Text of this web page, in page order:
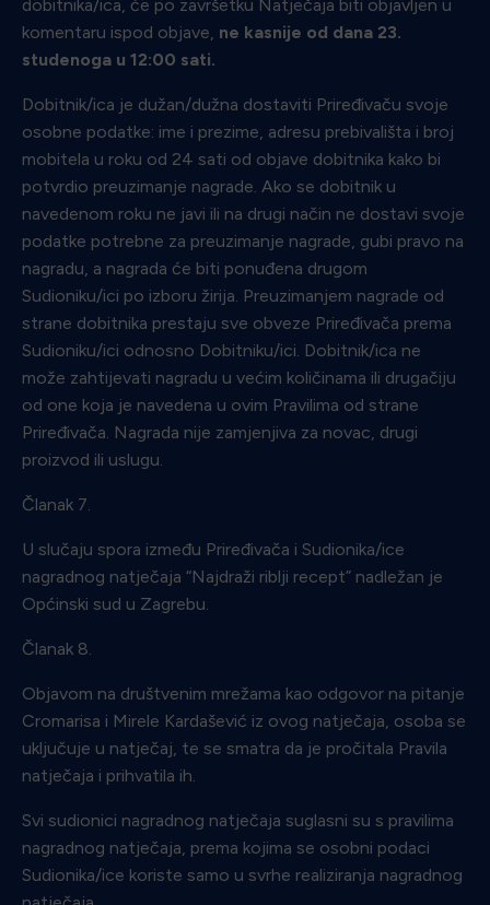
dobitnika/ica, će po završetku Natječaja biti objavljen u
komentaru ispod objave, ne kasnije od dana 23.
studenoga u 12:00 sati.
Dobitnik/ica je dužan/dužna dostaviti Priređivaču svoje
osobne podatke: ime i prezime, adresu prebivališta i broj
mobitela u roku od 24 sati od objave dobitnika kako bi
potvrdio preuzimanje nagrade. Ako se dobitnik u
navedenom roku ne javi ili na drugi način ne dostavi svoje
podatke potrebne za preuzimanje nagrade, gubi pravo na
nagradu, a nagrada će biti ponuđena drugom
Sudioniku/ici po izboru žirija. Preuzimanjem nagrade od
strane dobitnika prestaju sve obveze Priređivača prema
Sudioniku/ici odnosno Dobitniku/ici. Dobitnik/ica ne
može zahtijevati nagradu u većim količinama ili drugačiju
od one koja je navedena u ovim Pravilima od strane
Priređivača. Nagrada nije zamjenjiva za novac, drugi
proizvod ili uslugu.
Članak 7.
U slučaju spora između Priređivača i Sudionika/ice
nagradnog natječaja “Najdraži riblji recept” nadležan je
Općinski sud u Zagrebu.
Članak 8.
Objavom na društvenim mrežama kao odgovor na pitanje
Cromarisa i Mirele Kardašević iz ovog natječaja, osoba se
uključuje u natječaj, te se smatra da je pročitala Pravila
natječaja i prihvatila ih.
Svi sudionici nagradnog natječaja suglasni su s pravilima
nagradnog natječaja, prema kojima se osobni podaci
Sudionika/ice koriste samo u svrhe realiziranja nagradnog